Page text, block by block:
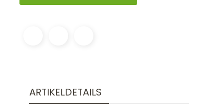
ARTIKELDETAILS